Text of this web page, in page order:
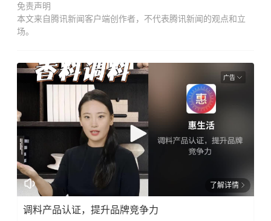
免责声明
本文来自腾讯新闻客户端创作者，不代表腾讯新闻的观点和立
场。
广告
了解详情
调料产品认证，提升品牌竞争力